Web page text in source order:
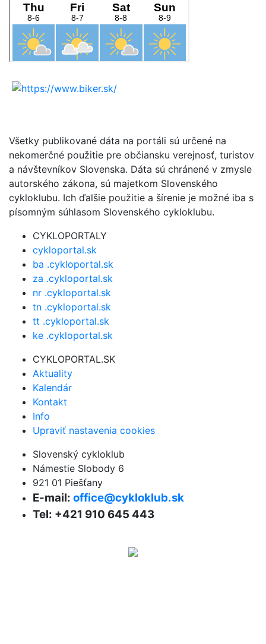
Všetky publikované dáta na portáli sú určené na
nekomerčné použitie pre občiansku verejnosť, turistov
a návštevníkov Slovenska. Dáta sú chránené v zmysle
autorského zákona, sú majetkom Slovenského
cykloklubu. Ich ďalšie použitie a šírenie je možné iba s
písomným súhlasom Slovenského cykloklubu.
CYKLOPORTALY
cykloportal.sk
ba .cykloportal.sk
za .cykloportal.sk
nr .cykloportal.sk
tn .cykloportal.sk
tt .cykloportal.sk
ke .cykloportal.sk
CYKLOPORTAL.SK
Aktuality
Kalendár
Kontakt
Info
Upraviť nastavenia cookies
Slovenský cykloklub
Námestie Slobody 6
921 01 Piešťany
E-mail: office@cykloklub.sk
Tel: +421 910 645 443